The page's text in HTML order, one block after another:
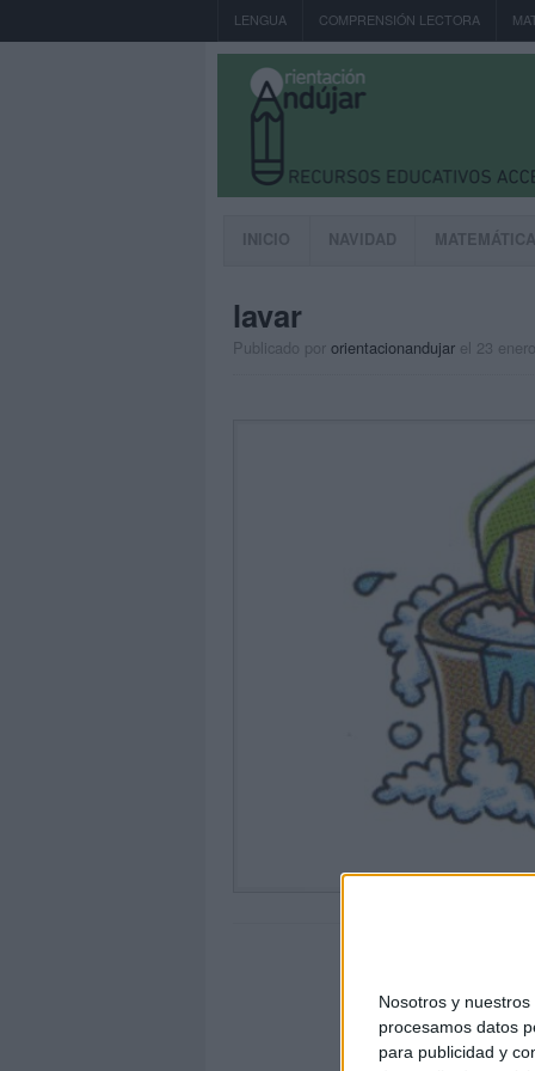
Nosotros y nuestros
procesamos datos
para publicidad y
LENGUA COMPRENSIÓN LECTORA
INICIO NAVIDAD
lavar
Publicado por orientacionandujar el 23